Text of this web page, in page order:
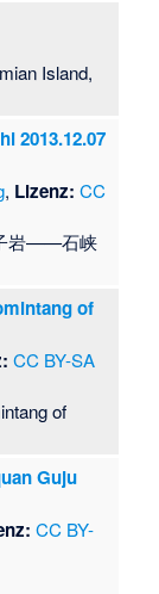
Island,
2013.12.07
, Lizenz: CC
岩——石峡
of
CC BY-SA
of
Guju
CC BY-